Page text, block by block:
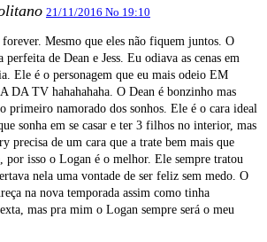
21/11/2016 No 19:10
Mesmo que eles não fiquem juntos. O
de Dean e Jess. Eu odiava as cenas em
Ele é o personagem que eu mais odeio EM
DA TV hahahahaha. O Dean é bonzinho mas
primeiro namorado dos sonhos. Ele é o cara ideal
sonha em se casar e ter 3 filhos no interior, mas
precisa de um cara que a trate bem mais que
por isso o Logan é o melhor. Ele sempre tratou
nela uma vontade de ser feliz sem medo. O
na nova temporada assim como tinha
mas pra mim o Logan sempre será o meu